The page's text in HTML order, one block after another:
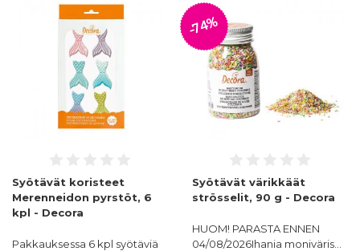
Syötävät koristeet
Merenneidon pyrstöt, 6
kpl - Decora
Pakkauksessa 6 kpl syötäviä
-74%
Syötävät värikkäät
strösselit, 90 g - Decora
HUOM! PARASTA ENNEN
04/08/2026Ihania moniväris…